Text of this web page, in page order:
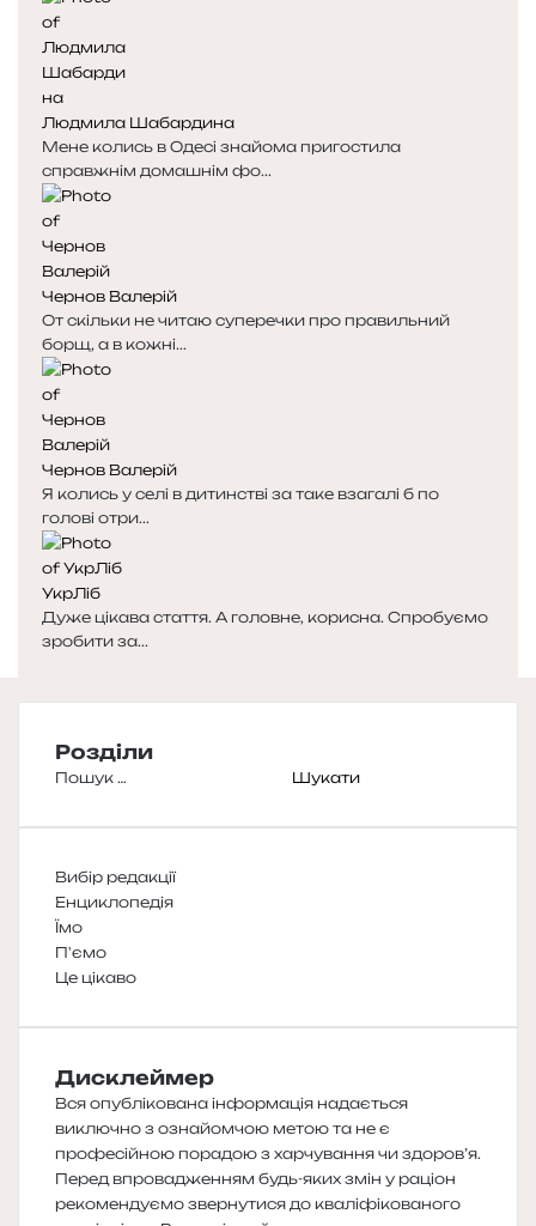
Людмила Шабардина
Мене колись в Одесі знайома пригостила
справжнім домашнім фо...
Чернов Валерій
От скільки не читаю суперечки про правильний
борщ, а в кожні...
Чернов Валерій
Я колись у селі в дитинстві за таке взагалі б по
голові отри...
УкрЛіб
Дуже цікава стаття. А головне, корисна. Спробуємо
зробити за...
Розділи
Пошук:
Вибір редакції
Енциклопедія
Їмо
П'ємо
Це цікаво
Дисклеймер
Вся опублікована інформація надається
виключно з ознайомчою метою та не є
професійною порадою з харчування чи здоров’я.
Перед впровадженням будь-яких змін у раціон
рекомендуємо звернутися до кваліфікованого